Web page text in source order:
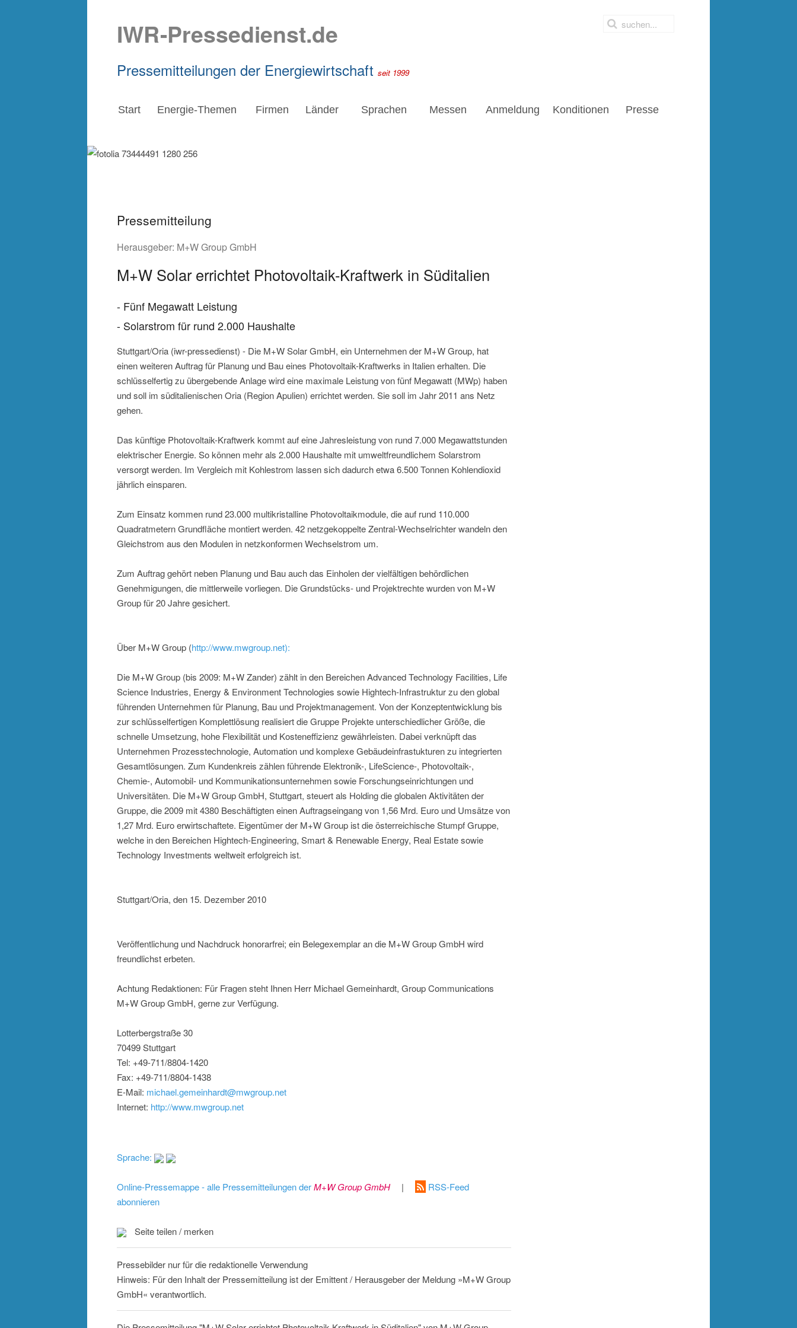
IWR-Pressedienst.de
Pressemitteilungen der Energiewirtschaft seit 1999
Start Energie-Themen Firmen Länder Sprachen Messen Anmeldung Konditionen Presse
Pressemitteilung
Herausgeber: M+W Group GmbH
M+W Solar errichtet Photovoltaik-Kraftwerk in Süditalien
- Fünf Megawatt Leistung
- Solarstrom für rund 2.000 Haushalte
Stuttgart/Oria (iwr-pressedienst) - Die M+W Solar GmbH, ein Unternehmen der M+W Group, hat
einen weiteren Auftrag für Planung und Bau eines Photovoltaik-Kraftwerks in Italien erhalten. Die
schlüsselfertig zu übergebende Anlage wird eine maximale Leistung von fünf Megawatt (MWp) haben
und soll im süditalienischen Oria (Region Apulien) errichtet werden. Sie soll im Jahr 2011 ans Netz
gehen.
Das künftige Photovoltaik-Kraftwerk kommt auf eine Jahresleistung von rund 7.000 Megawattstunden
elektrischer Energie. So können mehr als 2.000 Haushalte mit umweltfreundlichem Solarstrom
versorgt werden. Im Vergleich mit Kohlestrom lassen sich dadurch etwa 6.500 Tonnen Kohlendioxid
jährlich einsparen.
Zum Einsatz kommen rund 23.000 multikristalline Photovoltaikmodule, die auf rund 110.000
Quadratmetern Grundfläche montiert werden. 42 netzgekoppelte Zentral-Wechselrichter wandeln den
Gleichstrom aus den Modulen in netzkonformen Wechselstrom um.
Zum Auftrag gehört neben Planung und Bau auch das Einholen der vielfältigen behördlichen
Genehmigungen, die mittlerweile vorliegen. Die Grundstücks- und Projektrechte wurden von M+W
Group für 20 Jahre gesichert.
Über M+W Group (http://www.mwgroup.net):
Die M+W Group (bis 2009: M+W Zander) zählt in den Bereichen Advanced Technology Facilities, Life
Science Industries, Energy & Environment Technologies sowie Hightech-Infrastruktur zu den global
führenden Unternehmen für Planung, Bau und Projektmanagement. Von der Konzeptentwicklung bis
zur schlüsselfertigen Komplettlösung realisiert die Gruppe Projekte unterschiedlicher Größe, die
schnelle Umsetzung, hohe Flexibilität und Kosteneffizienz gewährleisten. Dabei verknüpft das
Unternehmen Prozesstechnologie, Automation und komplexe Gebäudeinfrastukturen zu integrierten
Gesamtlösungen. Zum Kundenkreis zählen führende Elektronik-, LifeScience-, Photovoltaik-,
Chemie-, Automobil- und Kommunikationsunternehmen sowie Forschungseinrichtungen und
Universitäten. Die M+W Group GmbH, Stuttgart, steuert als Holding die globalen Aktivitäten der
Gruppe, die 2009 mit 4380 Beschäftigten einen Auftragseingang von 1,56 Mrd. Euro und Umsätze von
1,27 Mrd. Euro erwirtschaftete. Eigentümer der M+W Group ist die österreichische Stumpf Gruppe,
welche in den Bereichen Hightech-Engineering, Smart & Renewable Energy, Real Estate sowie
Technology Investments weltweit erfolgreich ist.
Stuttgart/Oria, den 15. Dezember 2010
Veröffentlichung und Nachdruck honorarfrei; ein Belegexemplar an die M+W Group GmbH wird
freundlichst erbeten.
Achtung Redaktionen: Für Fragen steht Ihnen Herr Michael Gemeinhardt, Group Communications
M+W Group GmbH, gerne zur Verfügung.
Lotterbergstraße 30
70499 Stuttgart
Tel: +49-711/8804-1420
Fax: +49-711/8804-1438
E-Mail: michael.gemeinhardt@mwgroup.net
Internet: http://www.mwgroup.net
Sprache:
Online-Pressemappe - alle Pressemitteilungen derM+W Group GmbH |
RSS-Feed
abonnieren
Seite teilen / merken
Pressebilder nur für die redaktionelle Verwendung
Hinweis: Für den Inhalt der Pressemitteilung ist der Emittent / Herausgeber der Meldung »M+W Group
GmbH« verantwortlich.